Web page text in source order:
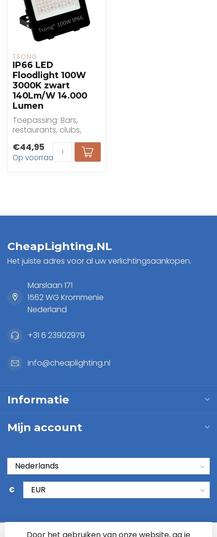
TSONG
IP66 LED
Floodlight 100W
3000K zwart
140Lm/W 14.000
Lumen
Toepassing: Bars,
restaurants, clubs,
hotels, stadia,
historische en
moderne geb...
€44,95
Op voorraad
CheapLighting.NL
Het juiste adres voor al uw verlichtingsaankopen.
Marslaan 171
1562 WG Krommenie
Nederland
+31 6 23902979
info@cheaplighting.nl
Informatie
Mijn account
€